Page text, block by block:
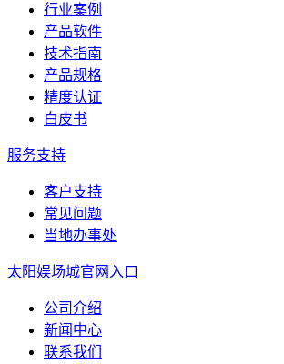
行业案例
产品软件
技术指南
产品规格
精度认证
白皮书
服务支持
客户支持
常见问题
当地办事处
太阳娱场城官网入口
公司介绍
新闻中心
联系我们